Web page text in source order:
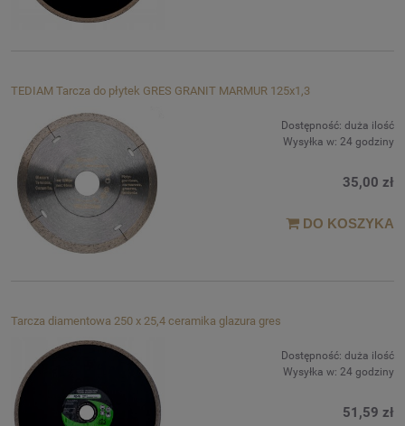
TEDIAM Tarcza do płytek GRES GRANIT MARMUR 125x1,3
Dostępność: duża ilość
Wysyłka w: 24 godziny
35,00 zł
DO KOSZYKA
Tarcza diamentowa 250 x 25,4 ceramika glazura gres
Dostępność: duża ilość
Wysyłka w: 24 godziny
51,59 zł